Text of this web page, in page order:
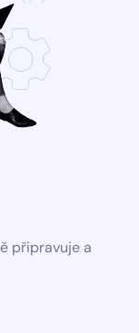
připravuje a